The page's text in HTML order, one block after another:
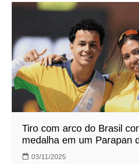
Tiro com arco do Brasil
medalha em um Parapan
03/11/2025